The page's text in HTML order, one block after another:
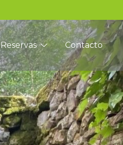
Reservas Contacto